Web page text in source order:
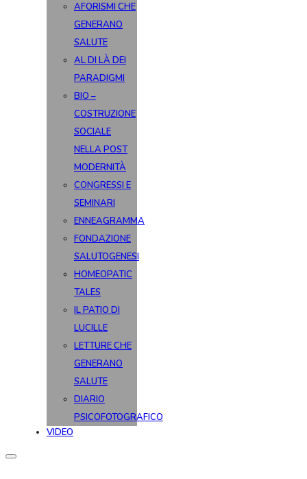
AFORISMI CHE
GENERANO
SALUTE
AL DI LÀ DEI
PARADIGMI
BIO –
COSTRUZIONE
SOCIALE
NELLA POST
MODERNITÀ
CONGRESSI E
SEMINARI
ENNEAGRAMMA
FONDAZIONE
SALUTOGENESI
HOMEOPATIC
TALES
IL PATIO DI
LUCILLE
LETTURE CHE
GENERANO
SALUTE
DIARIO
PSICOFOTOGRAFICO
VIDEO